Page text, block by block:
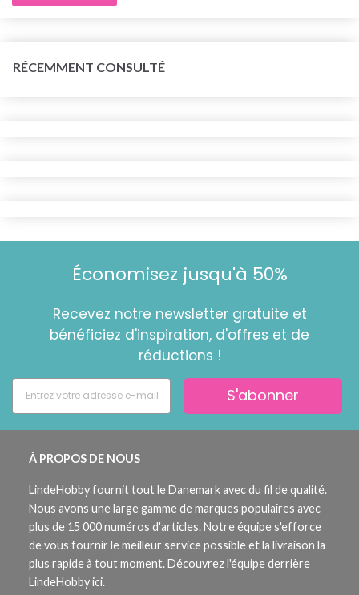
RÉCEMMENT CONSULTÉ
Économisez jusqu'à 50%
Recevez notre newsletter gratuite et
bénéficiez d'inspiration, d'offres et de
réductions !
S'abonner
À PROPOS DE NOUS
LindeHobby fournit tout le Danemark avec du fil de qualité.
Nous avons une large gamme de marques populaires avec
plus de 15 000 numéros d'articles. Notre équipe s'efforce
de vous fournir le meilleur service possible et la livraison la
plus rapide à tout moment. Découvrez l'équipe derrière
LindeHobby ici.